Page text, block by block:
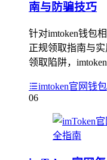
南与防骗技巧
针对imtoken钱包
正规领取指南与
领取陷阱，
imtoken官网钱
06